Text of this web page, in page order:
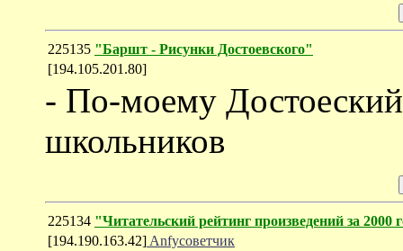
225135 "Баршт - Рисунки Достоевского"
[194.105.201.80]
- По-моему
школьников
225134 "Читательский рейтинг произведений за 2000
[194.190.163.42] Anfyсоветчик